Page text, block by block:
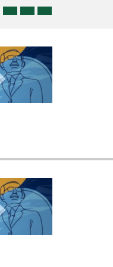
Next
Next